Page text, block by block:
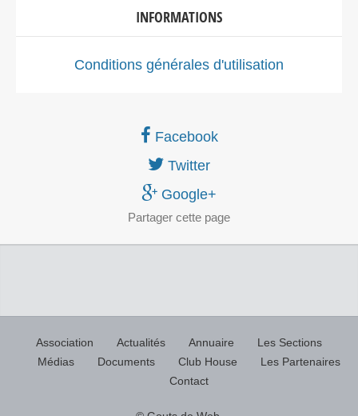
INFORMATIONS
Conditions générales d'utilisation
Facebook
Twitter
Google+
Partager cette page
Association Actualités Annuaire
Les Sections
Médias
Documents Club House
Les Partenaires
Contact